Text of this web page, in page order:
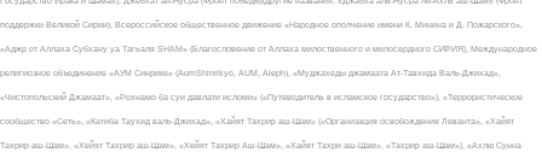
поддержки Великой Сирии), Всероссийское общественное движение «Народное ополчение имени К. Минина и Д. Пожарского»,
«Аджр от Аллаха Субхану уа Тагьаля SHAM» (Благословение от Аллаха милоственного и милосердного СИРИЯ), Международное
религиозное объединение «АУМ Синрике» (AumShinrikyo, AUM, Aleph), «Муджахеды джамаата Ат-Тавхида Валь-Джихад»,
«Чистопольский Джамаат», «Рохнамо ба суи давлати исломи» («Путеводитель в исламское государство»), «Террористическое
сообщество «Сеть», «Катиба Таухид валь-Джихад», «Хайят Тахрир аш-Шам» («Организация освобождения Леванта», «Хайят
Тахрир аш-Шам», «Хейят Тахрир аш-Шам», «Хейят Тахрир Аш-Шам», «Хайят Тахри аш-Шам», «Тахрир аш-Шам»), «Ахлю Сунна